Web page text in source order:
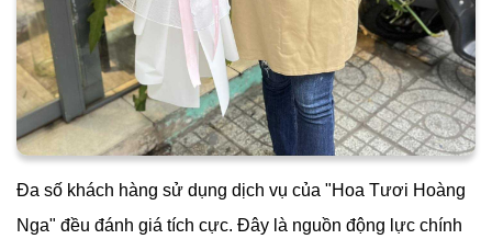
Đa số khách hàng sử dụng dịch vụ của "Hoa Tươi Hoàng
Nga" đều đánh giá tích cực. Đây là nguồn động lực chính